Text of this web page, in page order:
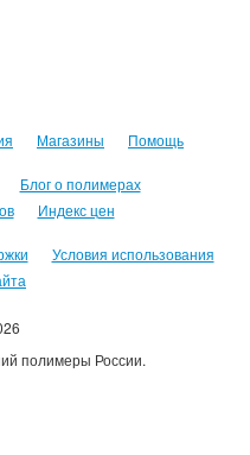
Магазины Помощь
Блог о полимерах
Индекс цен
Условия использования
полимеры России.